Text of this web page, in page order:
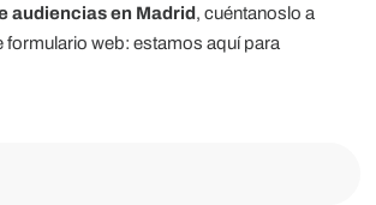
audiencias en Madrid, cuéntanoslo a
formulario web: estamos aquí para